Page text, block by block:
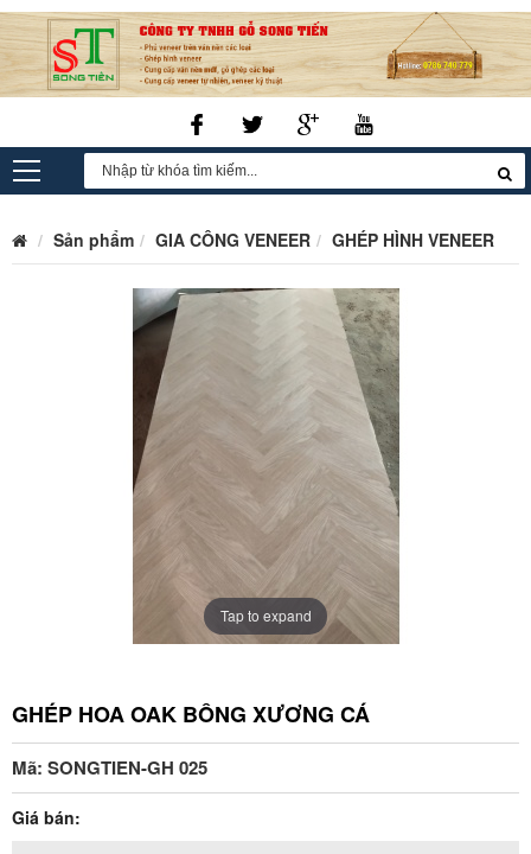
Sản phẩm GIA CÔNG VENEER GHÉP HÌNH VENEER
Tap to expand
GHÉP HOA OAK BÔNG XƯƠNG CÁ
Mã: SONGTIEN-GH 025
Giá bán: